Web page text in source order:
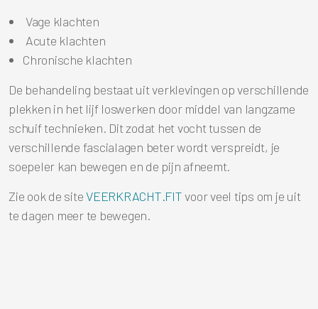
Vage klachten
Acute klachten
Chronische klachten
De behandeling bestaat uit verklevingen op verschillende
plekken in het lijf loswerken door middel van langzame
schuif technieken. Dit zodat het vocht tussen de
verschillende fascialagen beter wordt verspreidt, je
soepeler kan bewegen en de pijn afneemt.
Zie ook de siteVEERKRACHT.FITvoor veel tips om je uit
te dagen meer te bewegen.